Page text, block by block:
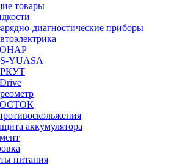
товары
диагностические приборы
YUASA
аккумулятора
питания